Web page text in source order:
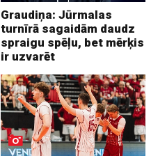
Graudiņa: Jūrmalas
turnīrā sagaidām daudz
spraigu spēļu, bet mērķis
ir uzvarēt